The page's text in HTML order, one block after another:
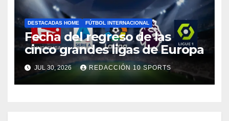
DESTACADAS HOME FÚTBOL INTERNACIONAL
Fecha del regreso de las
cinco grandes ligas de Europa
JUL 30, 2026 REDACCIÓN 10 SPORTS